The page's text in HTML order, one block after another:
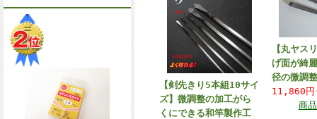
【剣先きり5本組10サイ
ズ】微調整の加工がら
くにできる和竿製作工
【丸ヤス
げ面が綺
径の微調
11,860
商